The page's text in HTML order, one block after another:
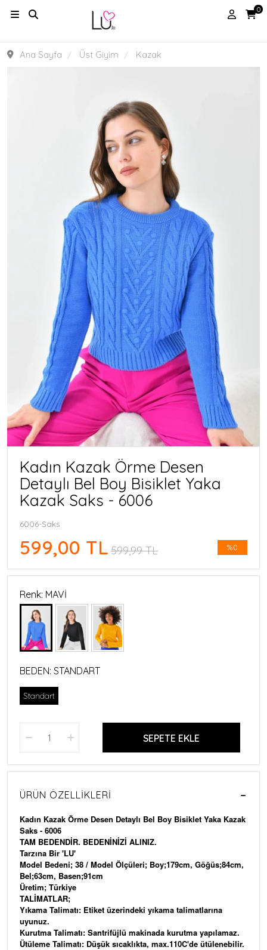
0
Ana Sayfa Üst Giyim Kazak
Kadın Kazak Örme Desen
Detaylı Bel Boy Bisiklet Yaka
Kazak Saks - 6006
6006-Saks
%0
599,00 TL 599,99 TL
Renk: MAVİ
BEDEN: STANDART
Standart
SEPETE EKLE
ÜRÜN ÖZELLIKLERI
Kadın Kazak Örme Desen Detaylı Bel Boy Bisiklet Yaka Kazak
Saks - 6006
TAM BEDENDİR. BEDENİNİZİ ALINIZ.
Tarzına Bir 'LU'
Model Bedeni; 38 / Model Ölçüleri; Boy;179cm, Göğüs;84cm,
Bel;63cm, Basen;91cm
Üretim; Türkiye
TALİMATLAR;
Yıkama Talimatı: Etiket üzerindeki yıkama talimatlarına
uyunuz.
Kurutma Talimatı: Santrifüjlü makinada kurutma yapılamaz.
Ütüleme Talimatı: Düşük sıcaklıkta, max.110C'de ütülenebilir.